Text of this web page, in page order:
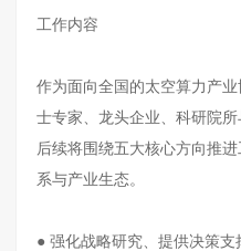
工作内容
作为面向全国的太空算力产
士专家、龙头企业、科研院
后续将围绕五大核心方向推
系与产业生态。
● 强化战略研究、提供决策